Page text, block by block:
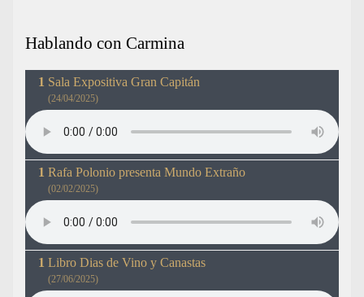
Hablando con Carmina
Sala Expositiva Gran Capitán
(24/04/2025)
Rafa Polonio presenta Mundo Extraño
(02/02/2025)
Libro Dias de Vino y Canastas
(27/06/2025)